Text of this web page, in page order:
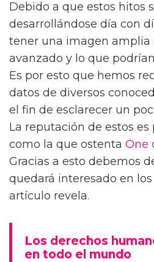
Debido a que estos hitos
desarrollándose día con
tener una imagen amplia
avanzado y lo que
Es por esto que hemos
datos de diversos
el fin de esclarecer un
La reputación de estos
como la que ostenta One
Gracias a esto debemos
quedará interesado en
artículo revela.
Los derechos
en todo el mundo